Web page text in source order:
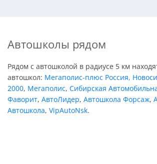
Автошколы рядом
Рядом с автошколой в радиусе 5 км
автошкол: Мегаполис-плюс Россия,
2000, Мегаполис, Сибирская
Фаворит, АвтоЛидер, Автошкола Форсаж,
Автошкола, VipAutoNsk.